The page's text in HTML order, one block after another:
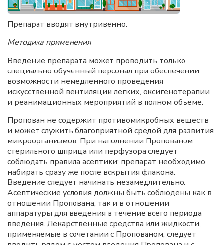
Препарат вводят внутривенно.
Методика применения
Введение препарата может проводить только
специально обученный персонал при обеспечении
возможности немедленного проведения
искусственной вентиляции легких, оксигенотерапии
и реанимационных мероприятий в полном объеме.
Пропован не содержит противомикробных веществ
и может служить благоприятной средой для развития
микроорганизмов. При наполнении Пропованом
стерильного шприца или перфузора следует
соблюдать правила асептики; препарат необходимо
набирать сразу же после вскрытия флакона.
Введение следует начинать незамедлительно.
Асептические условия должны быть соблюдены как в
отношении Пропована, так и в отношении
аппаратуры для введения в течение всего периода
введения. Лекарственные средства или жидкости,
применяемые в сочетании с Пропованом, следует